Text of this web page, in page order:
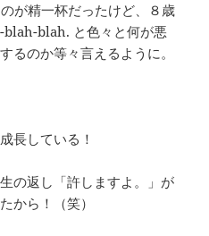
が精一杯だったけど、８歳
blah. と色々と何が悪
るのか等々言えるように。
長している！
の返し「許しますよ。」が
から！（笑）